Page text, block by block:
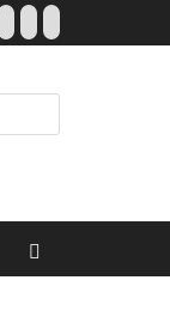
Mail